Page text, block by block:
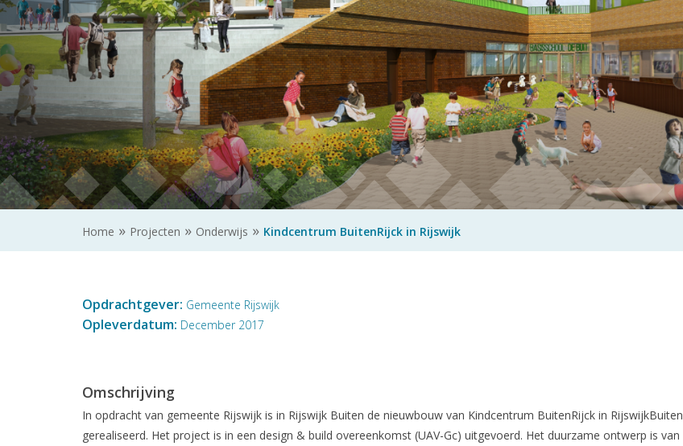
Home Projecten Onderwijs Kindcentrum BuitenRijck in Rijswijk
Opdrachtgever: Gemeente Rijswijk
Opleverdatum: December 2017
Omschrijving
In opdracht van gemeente Rijswijk is in Rijswijk Buiten de nieuwbouw van Kindcentrum BuitenRijck in RijswijkBuiten
gerealiseerd. Het project is in een design & build overeenkomst (UAV-Gc) uitgevoerd. Het duurzame ontwerp is van